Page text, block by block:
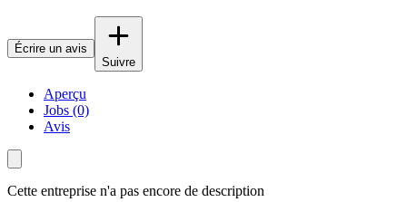
Écrire un avis
Suivre
Aperçu
Jobs (0)
Avis
Cette entreprise n'a pas encore de description